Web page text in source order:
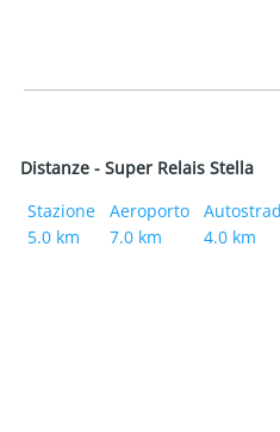
Distanze - Super Relais Stella
Stazione
5.0 km
Aeroporto
7.0 km
4.0 km